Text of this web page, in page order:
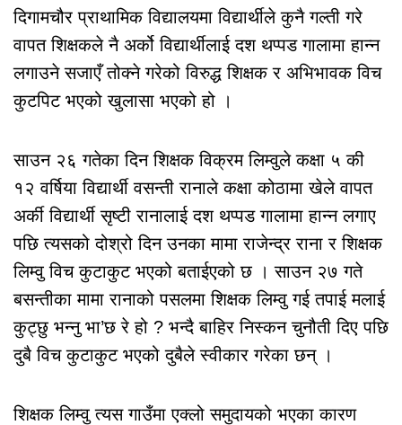
दिगामचौर प्राथामिक विद्यालयमा विद्यार्थीले कुनै गल्ती गरे
वापत शिक्षकले नै अर्को विद्यार्थीलाई दश थप्पड गालामा हान्न
लगाउने सजाएँ तोक्ने गरेको विरुद्ध शिक्षक र अभिभावक विच
कुटपिट भएको खुलासा भएको हो ।
साउन २६ गतेका दिन शिक्षक विक्रम लिम्वुले कक्षा ५ की
१२ वर्षिया विद्यार्थी वसन्ती रानाले कक्षा कोठामा खेले वापत
अर्की विद्यार्थी सृष्टी रानालाई दश थप्पड गालामा हान्न लगाए
पछि त्यसको दोश्रो दिन उनका मामा राजेन्द्र राना र शिक्षक
लिम्वु विच कुटाकुट भएको बताईएको छ । साउन २७ गते
बसन्तीका मामा रानाको पसलमा शिक्षक लिम्वु गई तपाई मलाई
कुट्छु भन्नु भा’छ रे हो ? भन्दै बाहिर निस्कन चुनौती दिए पछि
दुबै विच कुटाकुट भएको दुबैले स्वीकार गरेका छन् ।
शिक्षक लिम्वु त्यस गाउँमा एक्लो समुदायको भएका कारण